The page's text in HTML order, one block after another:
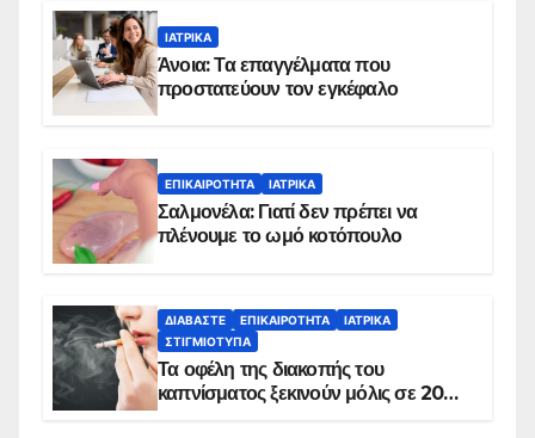
ΙΑΤΡΙΚΆ
Άνοια: Τα επαγγέλματα που
προστατεύουν τον εγκέφαλο
ΕΠΙΚΑΙΡΌΤΗΤΑ ΙΑΤΡΙΚΆ
Σαλμονέλα: Γιατί δεν πρέπει να
πλένουμε το ωμό κοτόπουλο
ΔΙΑΒΆΣΤΕ ΕΠΙΚΑΙΡΌΤΗΤΑ
ΙΑΤΡΙΚΆ
ΣΤΙΓΜΙΌΤΥΠΑ
Τα οφέλη της διακοπής του
καπνίσματος ξεκινούν μόλις σε 20